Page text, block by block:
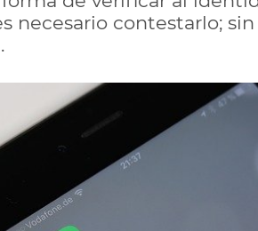
necesario contestarlo;